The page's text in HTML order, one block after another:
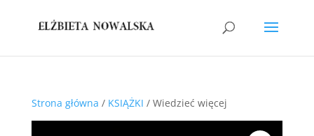
Strona główna / KSIĄŻKI / Wiedzieć więcej